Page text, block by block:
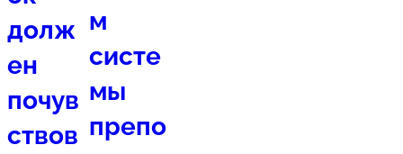
долж
ен
почув
ствов
м
систе
мы
препо